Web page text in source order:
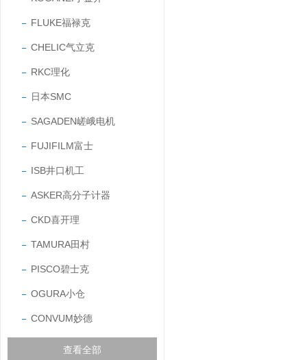
FLUKE福禄克
CHELIC气立克
RKC理化
日本SMC
SAGADEN嵯峨电机
FUJIFILM富士
ISB井口机工
ASKER高分子计器
CKD喜开理
TAMURA田村
PISCO碧士克
OGURA小仓
CONVUM妙德
查看全部